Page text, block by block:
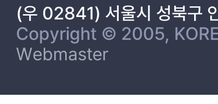
(우 02841) 서울시 성북구
Copyright © 2005,
Webmaster